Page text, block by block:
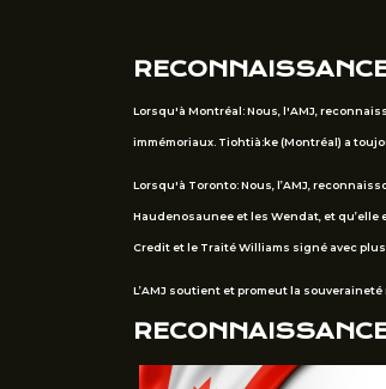
Lorsqu'à Montréal: Nous, l'AMJ,
immémoriaux. Tiohtià:ke (Montréal) a
Lorsqu'à Toronto: Nous, l’AMJ,
Haudenosaunee et les Wendat, et
Credit et le Traité Williams signé avec
L’AMJ soutient et promeut la